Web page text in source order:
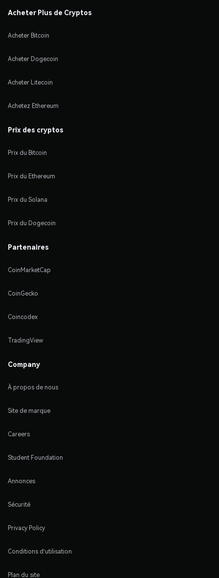
Acheter Plus de Cryptos
Acheter Bitcoin
Acheter Dogecoin
Acheter Litecoin
Achetez Ethereum
Prix des cryptos
Prix du Bitcoin
Prix du Ethereum
Prix du Solana
Prix du Dogecoin
Partenaires
CoinMarketCap
CoinGecko
Coincodex
TradingView
Company
À propos de nous
Site de marque
Careers
Student Foundation
Annonces
Sécurité
Privacy Policy
Conditions d'utilisation
Plan du site